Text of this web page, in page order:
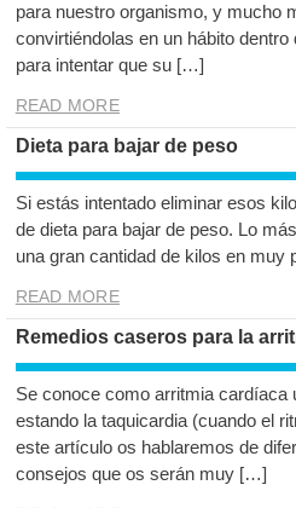
para nuestro organismo, y mucho
convirtiéndolas en un hábito
para intentar que su […]
READ MORE
Dieta para bajar de peso
Si estás intentado eliminar esos
de dieta para bajar de peso. Lo
una gran cantidad de kilos en
READ MORE
Remedios caseros para la
Se conoce como arritmia cardíaca
estando la taquicardia (cuando el
este artículo os hablaremos de
consejos que os serán muy […]